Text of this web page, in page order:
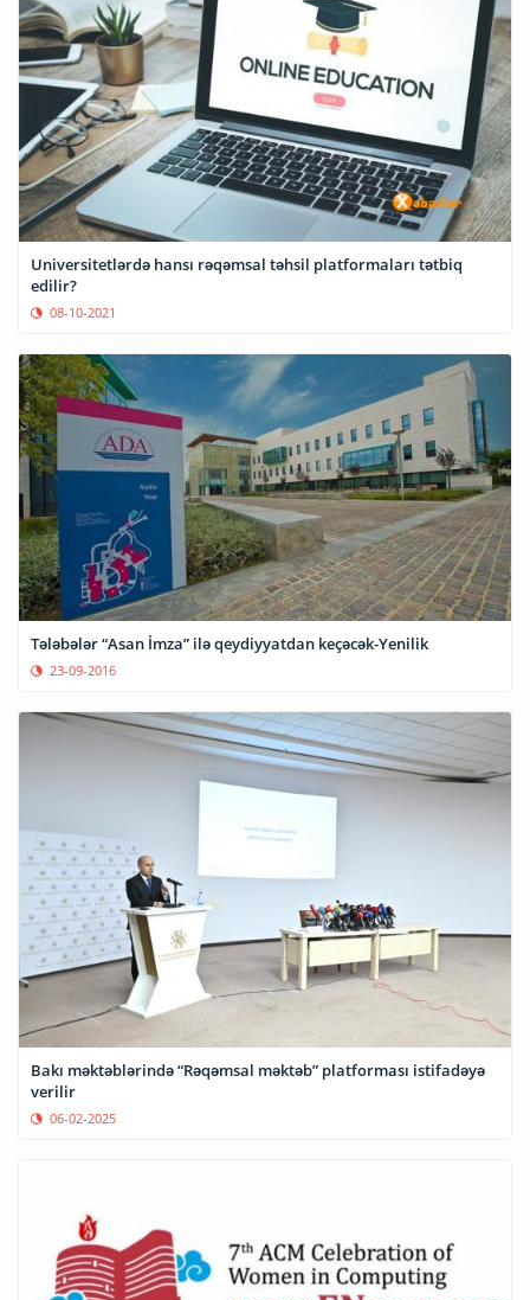
Universitetlərdə hansı rəqəmsal təhsil platformaları tətbiq
edilir?
08-10-2021
Tələbələr “Asan İmza” ilə qeydiyyatdan keçəcək-Yenilik
23-09-2016
Bakı məktəblərində “Rəqəmsal məktəb” platforması istifadəyə
verilir
06-02-2025